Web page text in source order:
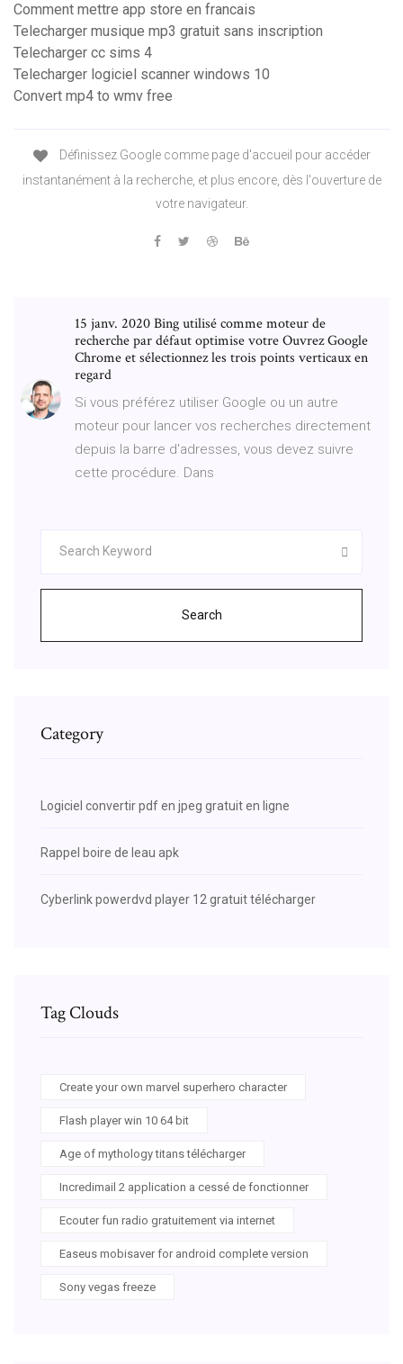
Comment mettre app store en francais
Telecharger musique mp3 gratuit sans inscription
Telecharger cc sims 4
Telecharger logiciel scanner windows 10
Convert mp4 to wmv free
Définissez Google comme page d'accueil pour accéder
instantanément à la recherche, et plus encore, dès l'ouverture de
votre navigateur.
15 janv. 2020 Bing utilisé comme moteur de
recherche par défaut optimise votre Ouvrez Google
Chrome et sélectionnez les trois points verticaux en
regard
Si vous préférez utiliser Google ou un autre
moteur pour lancer vos recherches directement
depuis la barre d'adresses, vous devez suivre
cette procédure. Dans
Search
Category
Logiciel convertir pdf en jpeg gratuit en ligne
Rappel boire de leau apk
Cyberlink powerdvd player 12 gratuit télécharger
Tag Clouds
Create your own marvel superhero character
Flash player win 10 64 bit
Age of mythology titans télécharger
Incredimail 2 application a cessé de fonctionner
Ecouter fun radio gratuitement via internet
Easeus mobisaver for android complete version
Sony vegas freeze